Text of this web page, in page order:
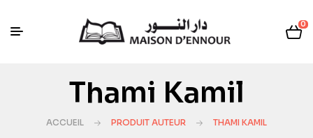
0
Thami Kamil
ACCUEIL PRODUIT AUTEUR THAMI KAMIL